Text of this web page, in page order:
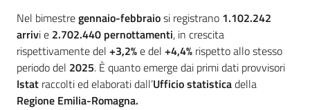
Servizi
Leggi Atti Bandi
Nel bimestregennaio-febbraiosi registrano 1.102.242
arrivi e 2.702.440 pernottamenti, in crescita
rispettivamente del +3,2%e del +4,4% rispetto allo stesso
periodo del 2025. È quanto emerge dai primi dati provvisori
Istat raccolti ed elaborati dall’Ufficio statisticadella
Regione Emilia-Romagna.